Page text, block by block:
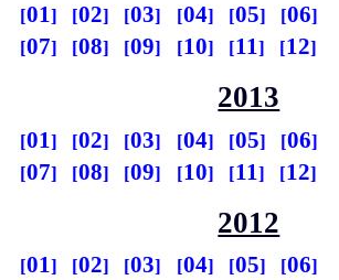
01 02 03 04 05
06
07
08 09 10 11 12
2013
01 02 03 04 05
06
07
08 09 10 11 12
2012
01 02 03 04 05
06